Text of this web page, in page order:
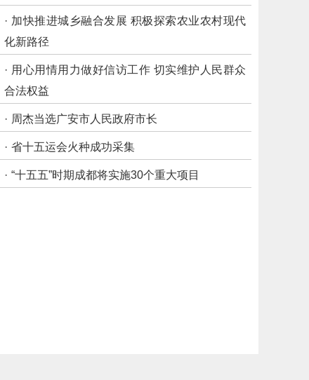
· 加快推进城乡融合发展 积极探索农业农村现代
化新路径
· 用心用情用力做好信访工作 切实维护人民群众
合法权益
· 周杰当选广安市人民政府市长
· 省十五运会火种成功采集
· “十五五”时期成都将实施30个重大项目